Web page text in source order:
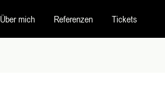
Über mich Referenzen Tickets